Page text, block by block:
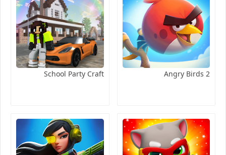
Angry Birds 2
School Party Craft